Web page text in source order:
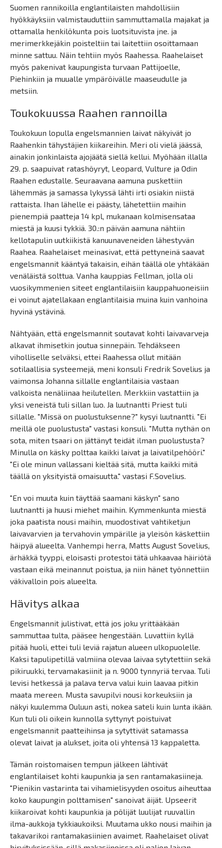
Suomen rannikoilla englantilaisten mahdollisiin
hyökkäyksiin valmistauduttiin sammuttamalla majakat ja
ottamalla henkilökunta pois luotsituvista jne. ja
merimerkkejäkin poisteltiin tai laitettiin osoittamaan
minne sattuu. Näin tehtiin myös Raahessa. Raahelaiset
myös pakenivat kaupungista turvaan Pattijoelle,
Piehinkiin ja muualle ympäröivälle maaseudulle ja
metsiin.
Toukokuussa Raahen rannoilla
Toukokuun lopulla engelsmannien laivat näkyivät jo
Raahenkin tähystäjien kiikareihin. Meri oli vielä jäässä,
ainakin jonkinlaista ajojäätä siellä kellui. Myöhään illalla
29. p. saapuivat ratashöyryt, Leopard, Vulture ja Odin
Raahen edustalle. Seuraavana aamuna puskettiin
lähemmäs ja samassa lykyssä lähti irti osiakin niistä
rattaista. Ihan lähelle ei päästy, lähetettiin maihin
pienempiä paatteja 14 kpl, mukanaan kolmisensataa
miestä ja kuusi tykkiä. 30.:n päivän aamuna nähtiin
kellotapulin uutkiikistä kanuunaveneiden lähestyvän
Raahea. Raahelaiset meinasivat, että pettyneinä saavat
engelsmannit kääntyä takaisin, eihän täällä ole yhtäkään
venäläistä solttua. Vanha kauppias Fellman, jolla oli
vuosikymmenien siteet englantilaisiin kauppahuoneisiin
ei voinut ajatellakaan englantilaisia muina kuin vanhoina
hyvinä ystävinä.
Nähtyään, että engelsmannit soutavat kohti laivavarveja
alkavat ihmisetkin joutua sinnepäin. Tehdäkseen
viholliselle selväksi, ettei Raahessa ollut mitään
sotilaallisia systeemejä, meni konsuli Fredrik Sovelius ja
vaimonsa Johanna sillalle englantilaisia vastaan
valkoista nenäliinaa heilutellen. Merkkiin vastattiin ja
yksi veneistä tuli sillan luo. Ja luutnantti Priest tuli
sillalle. "Missä on puolustuksenne?" kysyi luutnantti. "Ei
meillä ole puolustusta" vastasi konsuli. "Mutta nythän on
sota, miten tsaari on jättänyt teidät ilman puolustusta?
Minulla on käsky polttaa kaikki laivat ja laivatilpehööri."
"Ei ole minun vallassani kieltää sitä, mutta kaikki mitä
täällä on yksityistä omaisuutta." vastasi F.Sovelius.
"En voi muuta kuin täyttää saamani käskyn" sano
luutnantti ja huusi miehet maihin. Kymmenkunta miestä
joka paatista nousi maihin, muodostivat vahtiketjun
laivavarvien ja tervahovin ympärille ja yleisön käskettiin
häipyä alueelta. Vanhempi herra, Matts August Sovelius,
ärhäkkä tyyppi, eloisasti protestoi tätä uhkaavaa häiriötä
vastaan eikä meinannut poistua, ja niin hänet työnnettiin
väkivalloin pois alueelta.
Hävitys alkaa
Engelsmannit julistivat, että jos joku yrittääkään
sammuttaa tulta, pääsee hengestään. Luvattiin kyllä
pitää huoli, ettei tuli leviä rajatun alueen ulkopuolelle.
Kaksi tapulipetillä valmiina olevaa laivaa sytytettiin sekä
pikiruukki, tervamakasiinit ja n. 9000 tynnyriä tervaa. Tuli
levisi hetkessä ja palava terva valui kuin laavaa pitkin
maata mereen. Musta savupilvi nousi korkeuksiin ja
näkyi kuulemma Ouluun asti, nokea sateli kuin lunta ikään.
Kun tuli oli oikein kunnolla syttynyt poistuivat
engelsmannit paatteihinsa ja sytyttivät satamassa
olevat laivat ja alukset, joita oli yhtensä 13 kappaletta.
Tämän roistomaisen tempun jälkeen lähtivät
englantilaiset kohti kaupunkia ja sen rantamakasiineja.
"Pienikin vastarinta tai vihamielisyyden osoitus aiheuttaa
koko kaupungin polttamisen" sanoivat äijät. Upseerit
kiikaroivat kohti kaupunkia ja pölijät luulijat ruuvallin
ilma-aukkoja tykkiaukoiksi. Muutama ukko nousi maihin ja
takavarikoi rantamakasiinien avaimet. Raahelaiset olivat